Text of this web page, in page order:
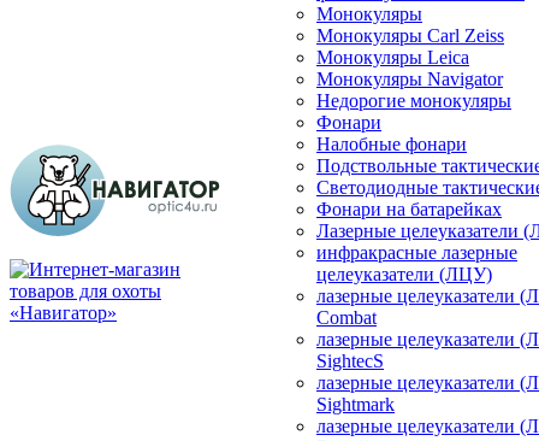
Монокуляры
Монокуляры Carl Zeiss
Монокуляры Leica
Монокуляры Navigator
Недорогие монокуляры
Фонари
Налобные фонари
Подствольные
Светодиодные
Фонари на батарейках
Лазерные целеуказатели
инфракрасные лазерные
целеуказатели (ЛЦУ)
лазерные целеуказатели
Combat
лазерные целеуказатели
SightecS
лазерные целеуказатели
Sightmark
лазерные целеуказатели